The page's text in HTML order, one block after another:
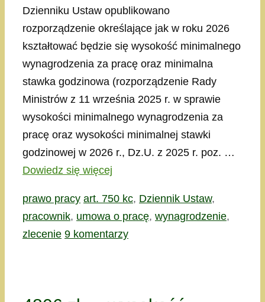
Dzienniku Ustaw opublikowano
rozporządzenie określające jak w roku 2026
kształtować będzie się wysokość minimalnego
wynagrodzenia za pracę oraz minimalna
stawka godzinowa (rozporządzenie Rady
Ministrów z 11 września 2025 r. w sprawie
wysokości minimalnego wynagrodzenia za
pracę oraz wysokości minimalnej stawki
godzinowej w 2026 r., Dz.U. z 2025 r. poz. …
Dowiedz się więcej
Kategorie
prawo pracy Tagi
art. 750 kc, Dziennik Ustaw,
pracownik, umowa o pracę, wynagrodzenie,
zlecenie 9 komentarzy